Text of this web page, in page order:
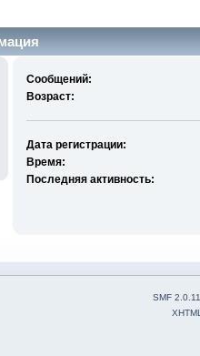
Сообщений:
Возраст:
Дата регистрации:
Время:
Последняя активность:
SMF 2.0.11